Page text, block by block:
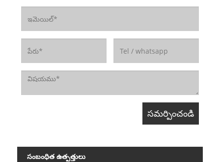
సంబంధిత ఉత్పత్తులు